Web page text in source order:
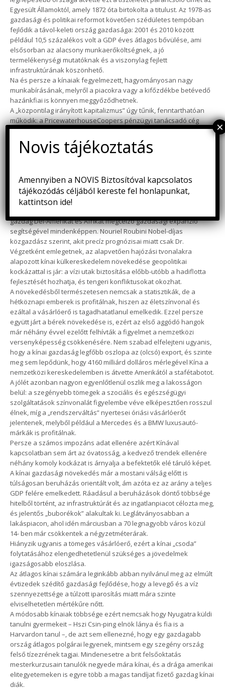
Egyesült Államoktól, amely 1872 óta birtokolta a titulust. Az 1978-as
gazdasági és politikai reformot követően szédületes tempóban
fejlődik a távol-keleti ország gazdasága: 2001 és 2010 között
például 10,5 százalékos volt a GDP éves átlagos bővülése, ami
elsősorban az alacsony munkaerőköltségnek, a jó
termelékenységi mutatóknak és a viszonylag fejlett
infrastruktúrának köszönhető.
Na és persze a kínaiak fegyelmezett, hagyományosan nagy
munkabírásának, melyről a piacokra vagy a kifőzdékbe betévedő
hazánkfiai is könnyen meggyőződhetnek.
A „központilag irányított kapitalizmus” úgy tűnik, fenntarthatóan
működik: a PricewaterhouseCoopers pénzügyi tanácsadó cég
előrejelzései alapján a tavalyi 7,6 százalékos után idén 7,4
százalékos, jövőre 7,3 százalékos bővülés várható, és a
növekedés a 2016–2020 közötti periódusban is eléri majd a 7
ráta több mint a duplája a világátlagénak, az euróövezet becsült
fejlődési ütemének pedig az ötszöröse. Tehát a kínai
részvénybefektetések minden bizonnyal a következő években is
gazdag Dél-Amerikát és Afrikát megcélzó gazdasági expanzió
segítségével mindenképpen. Nouriel Roubini Nobel-díjas
közgazdász szerint, akit precíz prognózisai miatt csak Dr.
Végzetként emlegetnek, az alapvetően hajózási tvonalakra
alapozott kínai külkereskedelem növekedése geopolitikai
kockázattal is jár: a vízi utak biztosítása előbb-utóbb a hadiflotta
fejlesztését hozhatja, és tengeri konfliktusokat okozhat.
A növekedésből természetesen nemcsak a statisztikák, de a
hétköznapi emberek is profitálnak, hiszen az életszínvonal és
ezáltal a vásárlóerő is tagadhatatlanul emelkedik. Ezzel persze
együtt járt a bérek növekedése is, ezért az első aggódó hangok
már néhány évvel ezelőtt felhívták a figyelmet a nemzetközi
versenyképesség csökkenésére. Nem szabad elfelejteni ugyanis,
hogy a kínai gazdaság legfőbb oszlopa az (olcsó) export, és szinte
meg sem lepődünk, hogy 4160 milliárd dolláros mérlegével Kína a
nemzetközi kereskedelemben is átvette Amerikától a stafétabotot.
A jólét azonban nagyon egyenlőtlenül oszlik meg a lakosságon
belül: a szegényebb tömegek a szociális és egészségügyi
szolgáltatások színvonalát figyelembe véve elképesztően rosszul
élnek, míg a „rendszerváltás” nyertesei óriási vásárlóerőt
jelentenek, melyből például a Mercedes és a BMW luxusautó-
márkák is profitálnak.
Persze a számos impozáns adat ellenére azért Kínával
kapcsolatban sem árt az óvatosság, a kedvező trendek ellenére
néhány komoly kockázat is árnyalja a befektetők elé táruló képet.
A kínai gazdasági növekedés már a mostani válság előtt is
túlságosan beruházás orientált volt, ám azóta ez az arány a teljes
GDP felére emelkedett. Ráadásul a beruházások döntő többsége
hitelből történt, az infrastruktúrát és az ingatlanpiacot célozta meg,
és jelentős „buborékok” alakultak ki. Leglátványosabban a
lakáspiacon, ahol idén márciusban a 70 legnagyobb város közül
14- ben már csökkentek a négyzetméterárak.
Hiányzik ugyanis a tömeges vásárlóerő, ezért a kínai „csoda”
folytatásához elengedhetetlenül szükséges a jövedelmek
igazságosabb eloszlása.
Az átlagos kínai számára leginkább abban nyilvánul meg az elmúlt
évtizedek szédítő gazdasági fejlődése, hogy a levegő és a víz
szennyezettsége a túlzott iparosítás miatt mára szinte
elviselhetetlen mértékűre nőtt.
A módosabb kínaiak többsége ezért nemcsak hogy Nyugatra küldi
tanulni gyermekeit – Hszi Csin-ping elnök lánya és fia is a
Harvardon tanul –, de azt sem ellenezné, hogy egy gazdagabb
ország átlagos polgárai legyenek, mintsem egy szegény ország
felső tízezrének tagjai. Mindenesetre a brit felsőoktatás
mesterkurzusain tanulók negyede mára kínai, és a drága amerikai
elitegyetemeken is egyre több a magas tandíjat fizető gazdag kínai
diák.
Amennyiben a NOVIS Biztosítóval kapcsolatos
tájékozódás céljából kereste fel honlapunkat,
kattintson ide!